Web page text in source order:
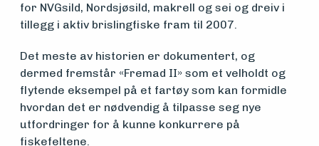
Om
foreningen
Aktuelt
for NVGsild, Nordsjøsild, makrell og sei og dreiv i
tillegg i aktiv brislingfiske fram til 2007.
Det meste av historien er dokumentert, og
dermed fremstår «Fremad II» som et velholdt og
flytende eksempel på et fartøy som kan formidle
hvordan det er nødvendig å tilpasse seg nye
utfordringer for å kunne konkurrere på
fiskefeltene.